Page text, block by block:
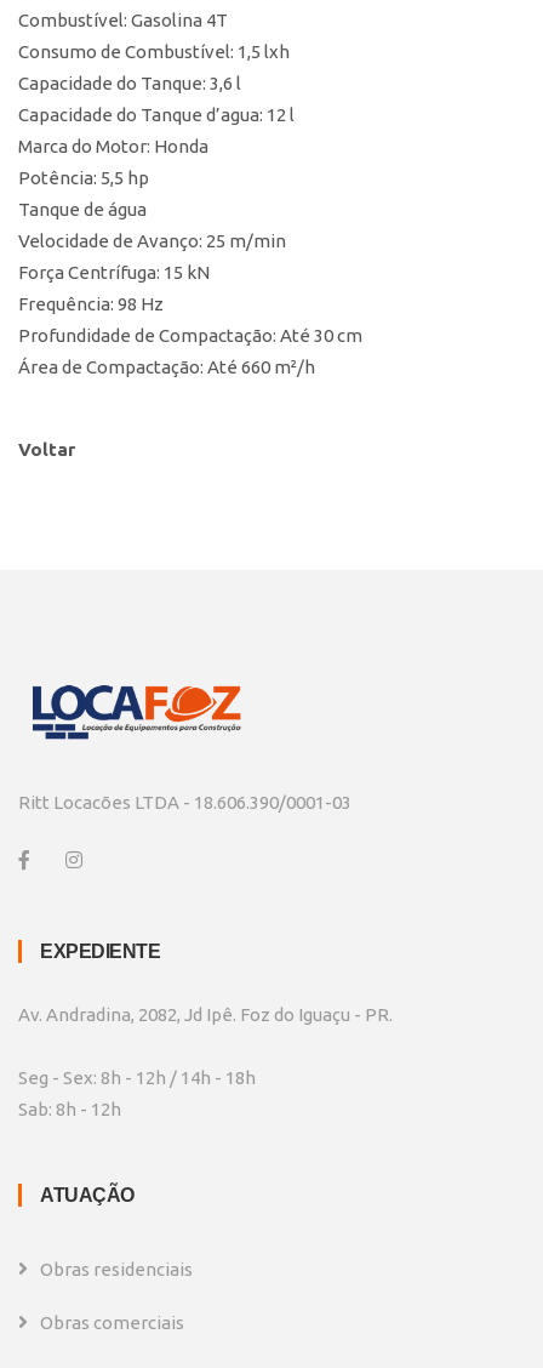
Combustível: Gasolina 4T
Consumo de Combustível: 1,5 lxh
Capacidade do Tanque: 3,6 l
Capacidade do Tanque d’agua: 12 l
Marca do Motor: Honda
Potência: 5,5 hp
Tanque de água
Velocidade de Avanço: 25 m/min
Força Centrífuga: 15 kN
Frequência: 98 Hz
Profundidade de Compactação: Até 30 cm
Área de Compactação: Até 660 m²/h
Voltar
Ritt Locacões LTDA - 18.606.390/0001-03
EXPEDIENTE
Av. Andradina, 2082, Jd Ipê. Foz do Iguaçu - PR.
Seg - Sex: 8h - 12h / 14h - 18h
Sab: 8h - 12h
ATUAÇÃO
Obras residenciais
Obras comerciais